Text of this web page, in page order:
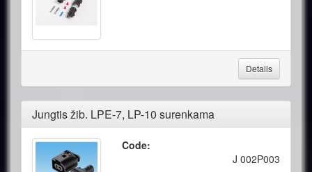
Details
Jungtis žib. LPE-7, LP-10 surenkama
Code:
J 002P003